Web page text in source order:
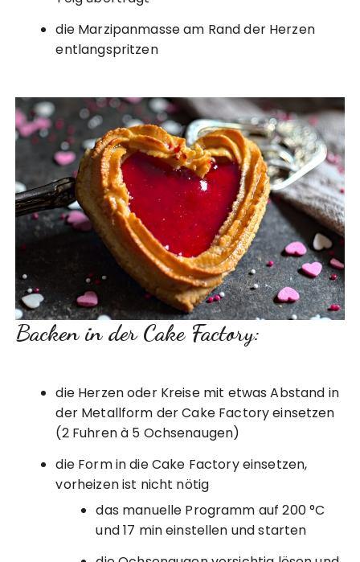
die Marzipanmasse am Rand der Herzen
entlangspritzen
Backen in der Cake Factory:
die Herzen oder Kreise mit etwas Abstand in
der Metallform der Cake Factory einsetzen
(2 Fuhren à 5 Ochsenaugen)
die Form in die Cake Factory einsetzen,
vorheizen ist nicht nötig
das manuelle Programm auf 200 °C
und 17 min einstellen und starten